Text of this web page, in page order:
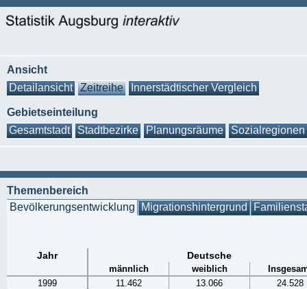
Ansicht
Detailansicht
Zeitreihe Innerstädtischer Vergleich
Gebietseinteilung
Gesamtstadt
Stadtbezirke Planungsräume Sozialregionen
Themenbereich
Bevölkerungsentwicklung Migrationshintergrund
Jahr Deutsche
männlich weiblich
1999
11.462 13.066
24.528